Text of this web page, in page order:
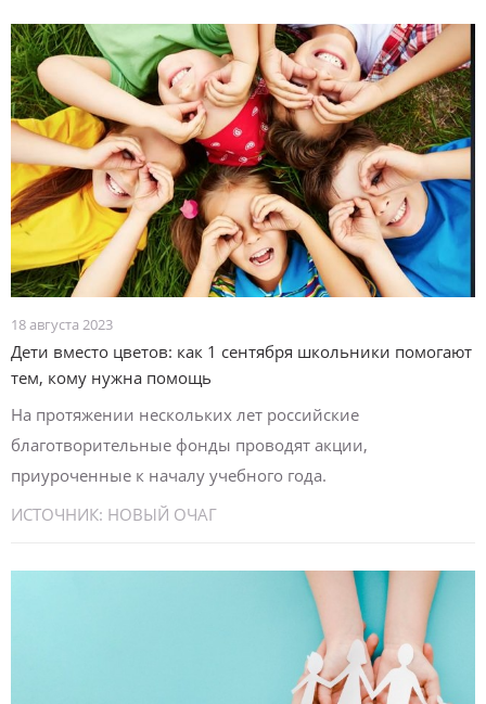
18 августа 2023
Дети вместо цветов: как 1 сентября школьники помогают
тем, кому нужна помощь
На протяжении нескольких лет российские
благотворительные фонды проводят акции,
приуроченные к началу учебного года.
ИСТОЧНИК: НОВЫЙ ОЧАГ